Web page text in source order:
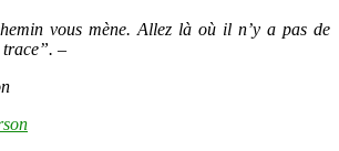
vous mène. Allez là où il n’y a pas de
trace”. –